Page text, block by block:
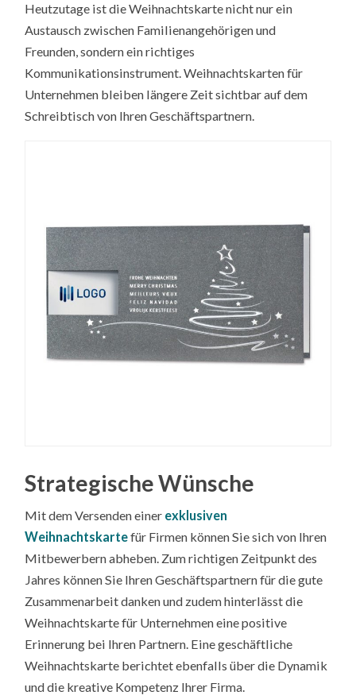
Heutzutage ist die Weihnachtskarte nicht nur ein
Austausch zwischen Familienangehörigen und
Freunden, sondern ein richtiges
Kommunikationsinstrument. Weihnachtskarten für
Unternehmen bleiben längere Zeit sichtbar auf dem
Schreibtisch von Ihren Geschäftspartnern.
Strategische Wünsche
Mit dem Versenden einer exklusiven
Weihnachtskartefür Firmen können Sie sich von Ihren
Mitbewerbern abheben. Zum richtigen Zeitpunkt des
Jahres können Sie Ihren Geschäftspartnern für die gute
Zusammenarbeit danken und zudem hinterlässt die
Weihnachtskarte für Unternehmen eine positive
Erinnerung bei Ihren Partnern. Eine geschäftliche
Weihnachtskarte berichtet ebenfalls über die Dynamik
und die kreative Kompetenz Ihrer Firma.